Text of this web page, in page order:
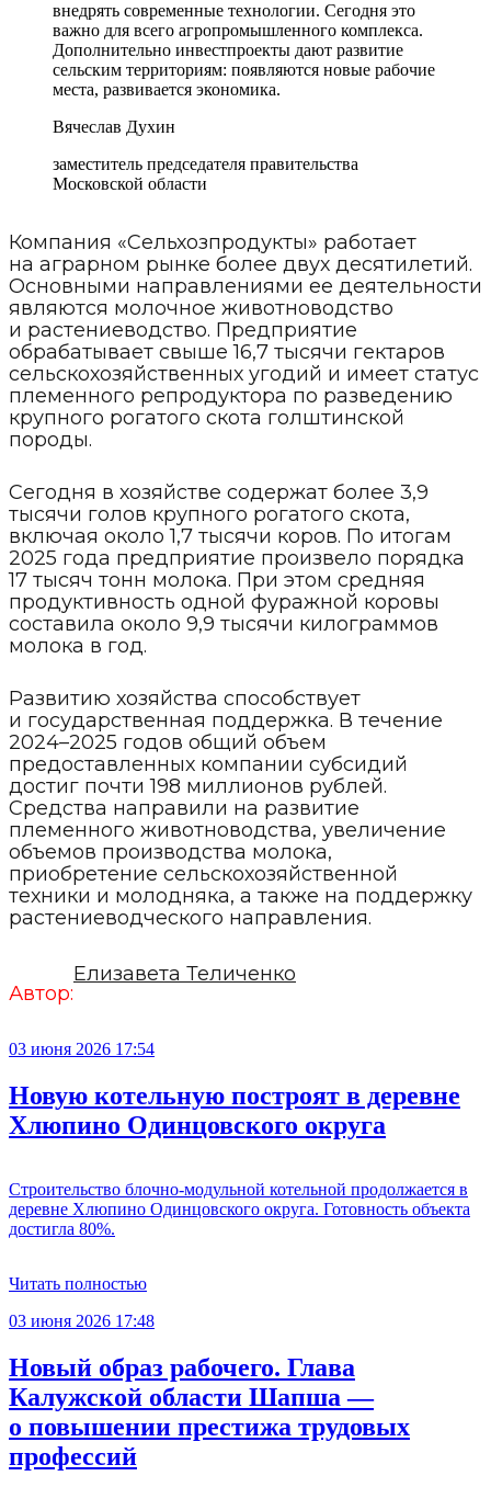
внедрять современные технологии. Сегодня это
важно для всего агропромышленного комплекса.
Дополнительно инвестпроекты дают развитие
сельским территориям: появляются новые рабочие
места, развивается экономика.
Вячеслав Духин
заместитель председателя правительства
Московской области
Компания «Сельхозпродукты» работает
на аграрном рынке более двух десятилетий.
Основными направлениями ее деятельности
являются молочное животноводство
и растениеводство. Предприятие
обрабатывает свыше 16,7 тысячи гектаров
сельскохозяйственных угодий и имеет статус
племенного репродуктора по разведению
крупного рогатого скота голштинской
породы.
Сегодня в хозяйстве содержат более 3,9
тысячи голов крупного рогатого скота,
включая около 1,7 тысячи коров. По итогам
2025 года предприятие произвело порядка
17 тысяч тонн молока. При этом средняя
продуктивность одной фуражной коровы
составила около 9,9 тысячи килограммов
молока в год.
Развитию хозяйства способствует
и государственная поддержка. В течение
2024–2025 годов общий объем
предоставленных компании субсидий
достиг почти 198 миллионов рублей.
Средства направили на развитие
племенного животноводства, увеличение
объемов производства молока,
приобретение сельскохозяйственной
техники и молодняка, а также на поддержку
растениеводческого направления.
Автор:
Елизавета Теличенко
03 июня 2026 17:54
Новую котельную построят в деревне
Хлюпино Одинцовского округа
Строительство блочно-модульной котельной продолжается в
деревне Хлюпино Одинцовского округа. Готовность объекта
достигла 80%.
Читать полностью
03 июня 2026 17:48
Новый образ рабочего. Глава
Калужской области Шапша —
о повышении престижа трудовых
профессий